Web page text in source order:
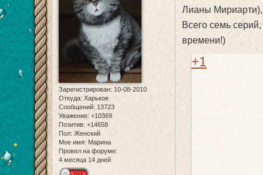
Зарегистрирован: 10-08-2010
Откуда: Харьков
Сообщений: 13723
Уважение: +10369
Позитив: +14658
Пол: Женский
Мое имя: Марина
Провел на форуме:
4 месяца 14 дней
Лианы Мириарти),
Всего семь серий,
времени!)
+1